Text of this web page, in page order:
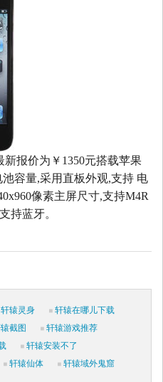
新报价为￥1350元搭载苹果
容量,采用直板外观,支持 电
像素主屏尺寸,支持M4R
持蓝牙。
轩辕灵身
轩辕在哪儿下载
截图
轩辕游戏推荐
轩辕安装不了
轩辕仙体 轩辕域外鬼窟